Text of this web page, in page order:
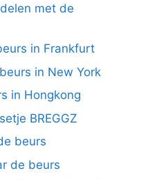
met de
in Frankfurt
in New York
in Hongkong
BREGGZ
beurs
de beurs